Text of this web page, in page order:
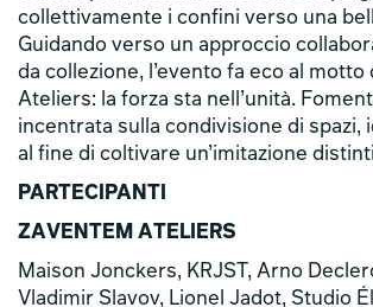
collettivamente i confini verso una
Guidando verso un approccio
da collezione, l’evento fa eco al motto
Ateliers: la forza sta nell’unità.
incentrata sulla condivisione di spazi,
al fine di coltivare un’imitazione
PARTECIPANTI
ZAVENTEM ATELIERS
Maison Jonckers, KRJST, Arno
Vladimir Slavov, Lionel Jadot, Studio